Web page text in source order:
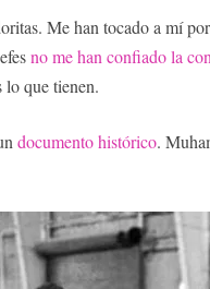
Me han tocado a mí
no me han confiado la
lo que tienen.
documento histórico.